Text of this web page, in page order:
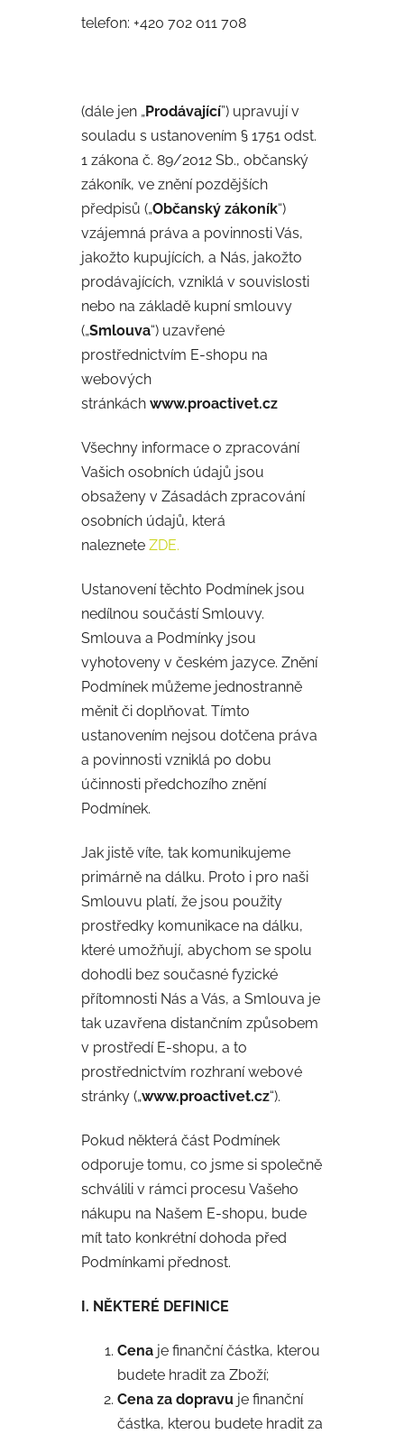
telefon: +420 702 011 708
(dále jen „Prodávající”) upravují v
souladu s ustanovením § 1751 odst.
1 zákona č. 89/2012 Sb., občanský
zákoník, ve znění pozdějších
předpisů („Občanský zákoník“)
vzájemná práva a povinnosti Vás,
jakožto kupujících, a Nás, jakožto
prodávajících, vzniklá v souvislosti
nebo na základě kupní smlouvy
(„Smlouva“) uzavřené
prostřednictvím E-shopu na
webových
stránkách www.proactivet.cz
Všechny informace o zpracování
Vašich osobních údajů jsou
obsaženy v Zásadách zpracování
osobních údajů, která
naleznete ZDE.
Ustanovení těchto Podmínek jsou
nedílnou součástí Smlouvy.
Smlouva a Podmínky jsou
vyhotoveny v českém jazyce. Znění
Podmínek můžeme jednostranně
měnit či doplňovat. Tímto
ustanovením nejsou dotčena práva
a povinnosti vzniklá po dobu
účinnosti předchozího znění
Podmínek.
Jak jistě víte, tak komunikujeme
primárně na dálku. Proto i pro naši
Smlouvu platí, že jsou použity
prostředky komunikace na dálku,
které umožňují, abychom se spolu
dohodli bez současné fyzické
přítomnosti Nás a Vás, a Smlouva je
tak uzavřena distančním způsobem
v prostředí E-shopu, a to
prostřednictvím rozhraní webové
stránky („www.proactivet.cz“).
Pokud některá část Podmínek
odporuje tomu, co jsme si společně
schválili v rámci procesu Vašeho
nákupu na Našem E-shopu, bude
mít tato konkrétní dohoda před
Podmínkami přednost.
I. NĚKTERÉ DEFINICE
Cena je finanční částka, kterou
budete hradit za Zboží;
Cena za dopravu je finanční
částka, kterou budete hradit za